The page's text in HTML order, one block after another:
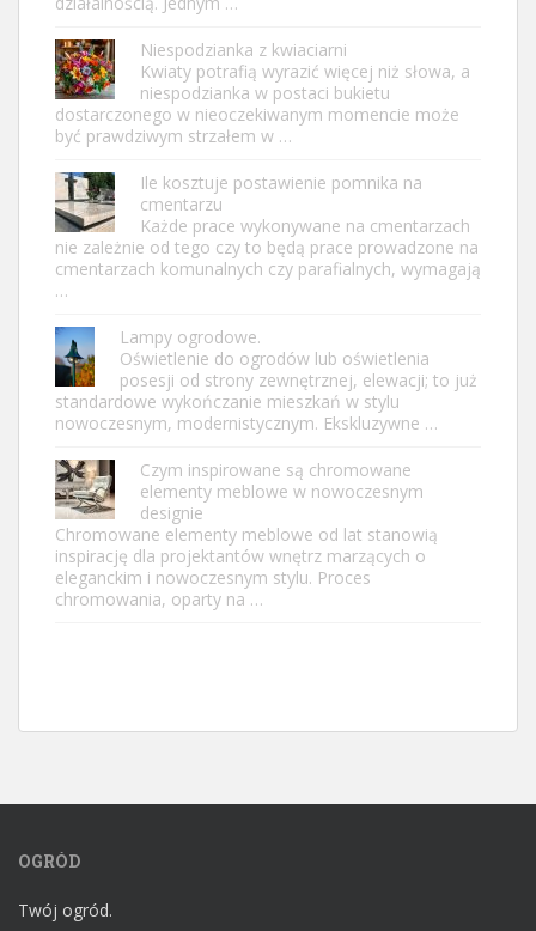
Niespodzianka z kwiaciarni
Kwiaty potrafią wyrazić więcej niż słowa, a
niespodzianka w postaci bukietu
dostarczonego w nieoczekiwanym momencie może
być prawdziwym strzałem w …
Ile kosztuje postawienie pomnika na
cmentarzu
Każde prace wykonywane na cmentarzach
nie zależnie od tego czy to będą prace prowadzone na
cmentarzach komunalnych czy parafialnych, wymagają
…
Lampy ogrodowe.
Oświetlenie do ogrodów lub oświetlenia
posesji od strony zewnętrznej, elewacji; to już
standardowe wykończanie mieszkań w stylu
nowoczesnym, modernistycznym. Ekskluzywne …
Czym inspirowane są chromowane
elementy meblowe w nowoczesnym
designie
Chromowane elementy meblowe od lat stanowią
inspirację dla projektantów wnętrz marzących o
eleganckim i nowoczesnym stylu. Proces
chromowania, oparty na …
OGRÓD
Twój ogród.